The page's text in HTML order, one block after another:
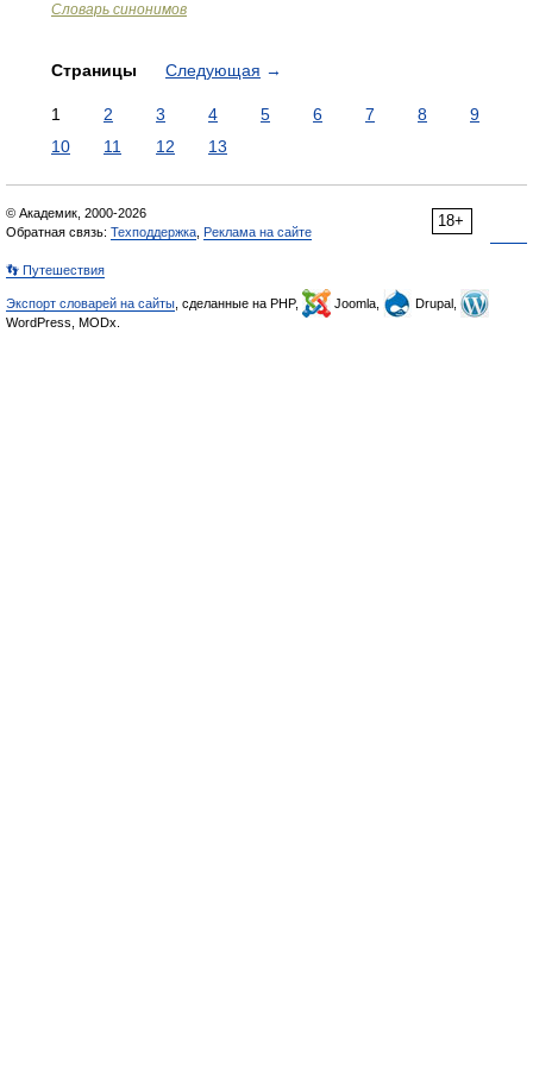
Словарь синонимов
Страницы Следующая →
1 2 3 4 5 6 7 8
9
10
11 12 13
18+
© Академик, 2000-2026
Обратная связь: Техподдержка Реклама на сайте
👣 Путешествия
Экспорт словарей на сайты , сделанные на PHP, Joomla,
Drupal,
WordPress, MODx.